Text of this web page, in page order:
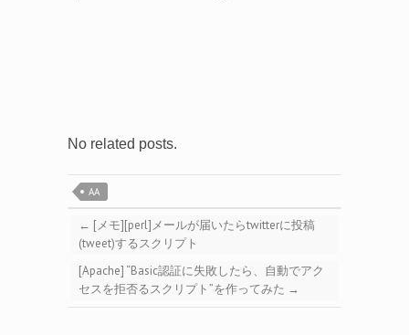
No related posts.
AA
← [メモ][perl]メールが届いたらtwitterに投稿
(tweet)するスクリプト
[Apache] “Basic認証に失敗したら、自動でアク
セスを拒否るスクリプト”を作ってみた →